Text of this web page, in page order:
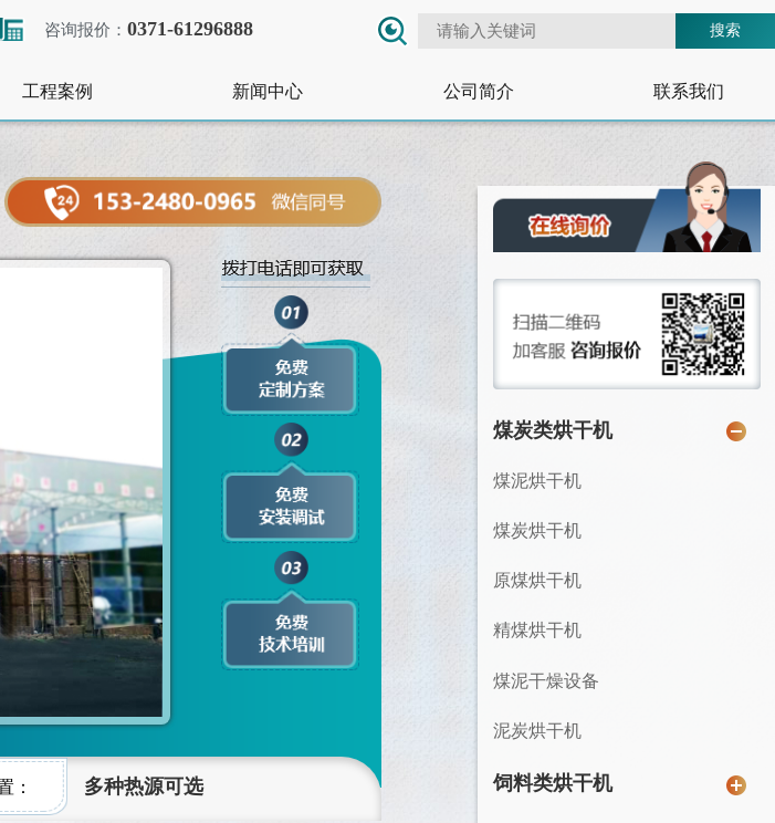
咨询报价：0371-61296888 搜索
工程案例 新闻中心 公司简介 联系我们
： 多种热源可选
煤炭类烘干机
煤泥烘干机
煤炭烘干机
原煤烘干机
精煤烘干机
煤泥干燥设备
泥炭烘干机
饲料类烘干机